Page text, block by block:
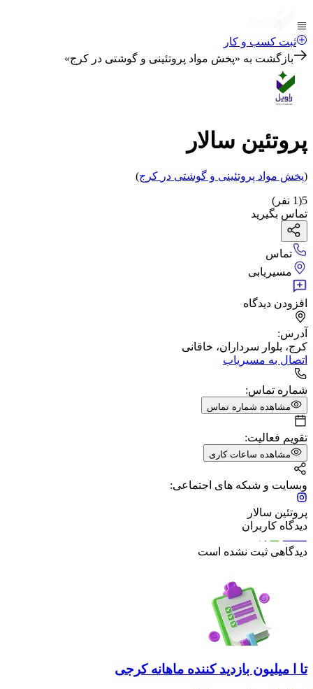
ثبت کسب و کار
بازگشت به «پخش مواد پروتئینی و گوشتی در کرج»
پروتئين سالار
(پخش مواد پروتئینی و گوشتی در کرج)
5
(
1 نفر)
تماس بگیرید
تماس
مسیریابی
افزودن دیدگاه
آدرس:
کرج، بلوار سرداران، خاقانی
اتصال به مسیریاب
شماره تماس:
مشاهده شماره تماس
تقویم فعالیت:
مشاهده ساعات کاری
وبسایت و شبکه های اجتماعی:
پروتئين سالار
دیدگاه کاربران
دیدگاهی ثبت نشده است
تا ا میلیون بازدید کننده ماهانه کرجی